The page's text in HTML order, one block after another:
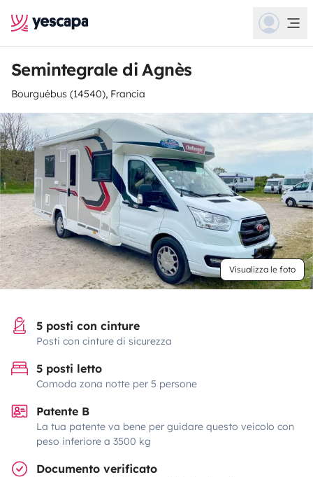
Semintegrale di Agnès
Bourguébus (14540), Francia
Visualizza le foto
5 posti con cinture
Posti con cinture di sicurezza
5 posti letto
Comoda zona notte per 5 persone
Patente B
La tua patente va bene per guidare questo veicolo con
peso inferiore a 3500 kg
Documento verificato